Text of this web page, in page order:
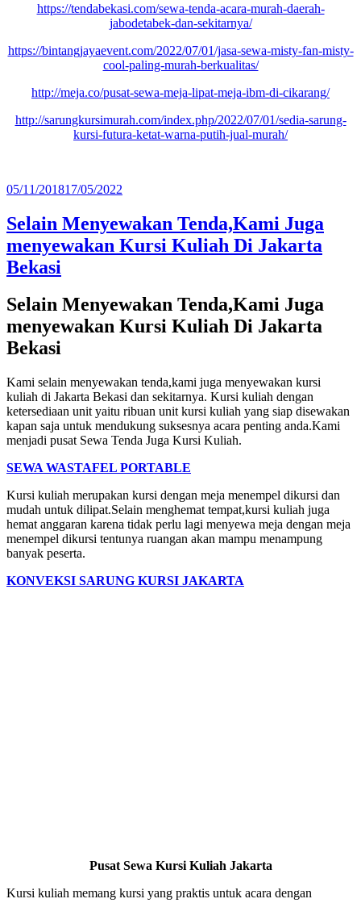
https://tendabekasi.com/sewa-tenda-acara-murah-daerah-
jabodetabek-dan-sekitarnya/
https://bintangjayaevent.com/2022/07/01/jasa-sewa-misty-fan-misty-
cool-paling-murah-berkualitas/
http://meja.co/pusat-sewa-meja-lipat-meja-ibm-di-cikarang/
http://sarungkursimurah.com/index.php/2022/07/01/sedia-sarung-
kursi-futura-ketat-warna-putih-jual-murah/
Diposkan
05/11/201817/05/2022
Selain Menyewakan Tenda,Kami Juga
menyewakan Kursi Kuliah Di Jakarta
Bekasi
Selain Menyewakan Tenda,Kami Juga
menyewakan Kursi Kuliah Di Jakarta
Bekasi
Kami selain menyewakan tenda,kami juga menyewakan kursi
kuliah di Jakarta Bekasi dan sekitarnya. Kursi kuliah dengan
ketersediaan unit yaitu ribuan unit kursi kuliah yang siap disewakan
kapan saja untuk mendukung suksesnya acara penting anda.Kami
menjadi pusat Sewa Tenda Juga Kursi Kuliah.
SEWA WASTAFEL PORTABLE
Kursi kuliah merupakan kursi dengan meja menempel dikursi dan
mudah untuk dilipat.Selain menghemat tempat,kursi kuliah juga
hemat anggaran karena tidak perlu lagi menyewa meja dengan meja
menempel dikursi tentunya ruangan akan mampu menampung
banyak peserta.
KONVEKSI SARUNG KURSI JAKARTA
Pusat Sewa Kursi Kuliah Jakarta
Kursi kuliah memang kursi yang praktis untuk acara dengan